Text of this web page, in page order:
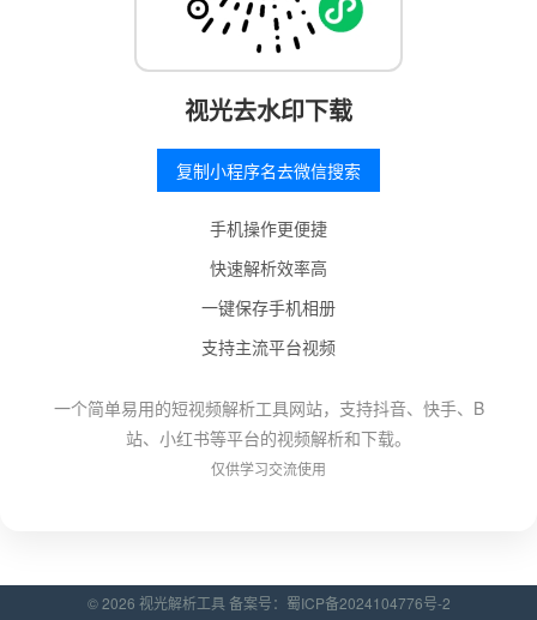
视光去水印下载
复制小程序名去微信搜索
手机操作更便捷
快速解析效率高
一键保存手机相册
支持主流平台视频
一个简单易用的短视频解析工具网站，支持抖音、快手、B
站、小红书等平台的视频解析和下载。
仅供学习交流使用
© 2026 视光解析工具 备案号： 蜀ICP备2024104776号-2